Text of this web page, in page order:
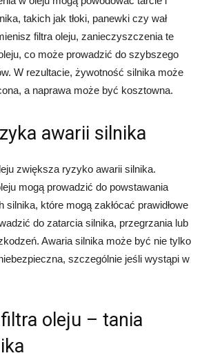
takich jak tłoki, panewki czy wał
filtra oleju, zanieczyszczenia te
co może prowadzić do szybszego
W rezultacie, żywotność silnika może
a naprawa może być kosztowna.
awarii silnika
zwiększa ryzyko awarii silnika.
mogą prowadzić do powstawania
silnika, które mogą zakłócać prawidłowe
do zatarcia silnika, przegrzania lub
Awaria silnika może być nie tylko
szczególnie jeśli wystąpi w
oleju – tania